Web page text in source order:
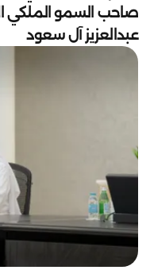
صاحب السمو الملكي
عبدالعزيز آل سعود